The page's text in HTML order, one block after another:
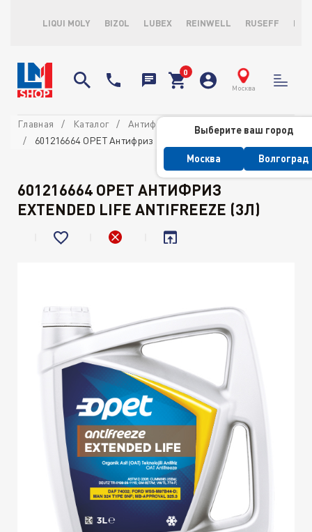
LIQUI MOLY BIZOL LUBEX REINWELL RUSEFF
Москва
Выберите ваш город
Москва Волгоград
Главная Каталог
Антифризы
601216664 OPET Антифриз Extended Life Antifreeze (3л)
601216664 OPET АНТИФРИЗ
EXTENDED LIFE ANTIFREEZE (3Л)